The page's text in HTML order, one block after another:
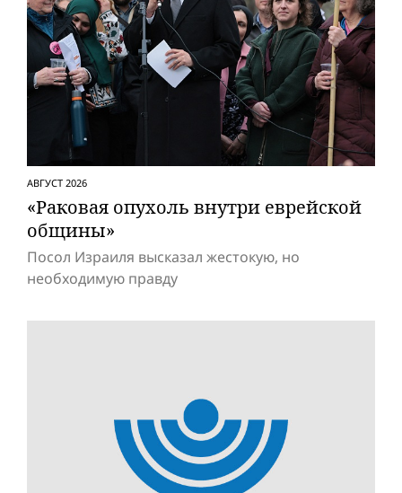
АВГУСТ 2026
«Раковая опухоль внутри еврейской
общины»
Посол Израиля высказал жестокую, но
необходимую правду